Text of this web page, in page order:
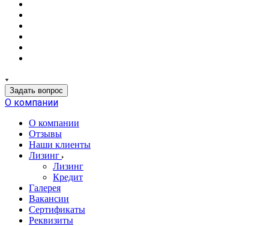
Задать вопрос
О компании
О компании
Отзывы
Наши клиенты
Лизинг
Лизинг
Кредит
Галерея
Вакансии
Сертификаты
Реквизиты